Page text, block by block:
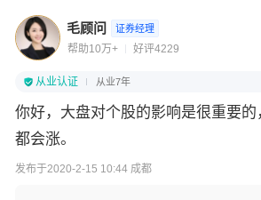
毛顾问 证券经理
帮助10万+ 好评4229
从业认证 从业7年
你好，大盘对个股的影响是很重要
都会涨。
发布于2020-2-15 10:44 成都